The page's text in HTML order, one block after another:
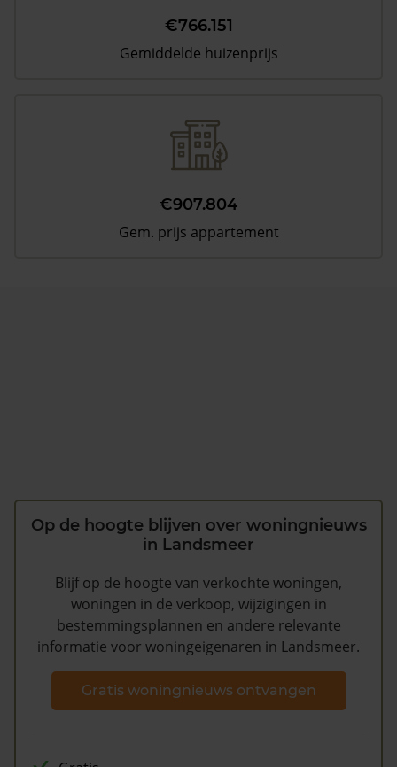
€766.151
Gemiddelde huizenprijs
€907.804
Gem. prijs appartement
Op de hoogte blijven over woningnieuws
in Landsmeer
Blijf op de hoogte van verkochte woningen,
woningen in de verkoop, wijzigingen in
bestemmingsplannen en andere relevante
informatie voor woningeigenaren in Landsmeer.
Gratis woningnieuws ontvangen